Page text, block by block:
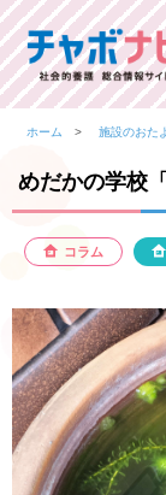
ホーム 施設のおた
めだかの学校
コラム